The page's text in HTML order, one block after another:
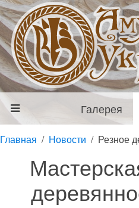
Галерея
Главная Новости Резное